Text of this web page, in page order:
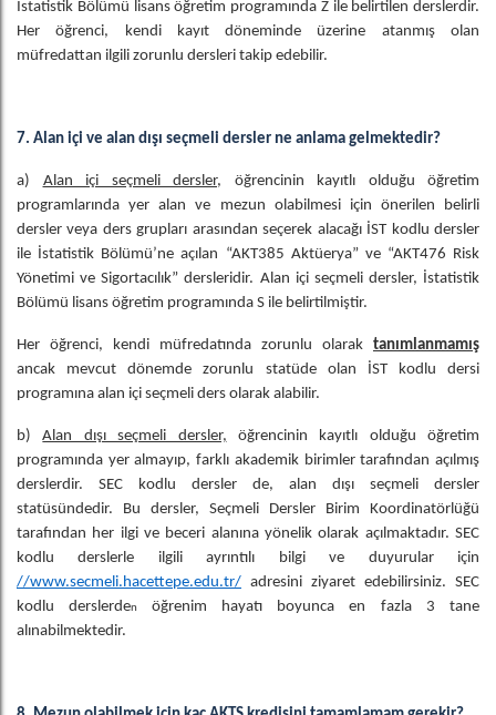
İstatistik Bölümü lisans öğretim programında Z ile belirtilen derslerdir.
Her öğrenci, kendi kayıt döneminde üzerine atanmış olan
müfredattan ilgili zorunlu dersleri takip edebilir.
7. Alan içi ve alan dışı seçmeli dersler ne anlama gelmektedir?
a) Alan içi seçmeli dersler, öğrencinin kayıtlı olduğu öğretim
programlarında yer alan ve mezun olabilmesi için önerilen belirli
dersler veya ders grupları arasından seçerek alacağı İST kodlu dersler
ile İstatistik Bölümü’ne açılan “AKT385 Aktüerya” ve “AKT476 Risk
Yönetimi ve Sigortacılık” dersleridir. Alan içi seçmeli dersler, İstatistik
Bölümü lisans öğretim programında S ile belirtilmiştir.
Her öğrenci, kendi müfredatında zorunlu olarak tanımlanmamış
ancak mevcut dönemde zorunlu statüde olan İST kodlu dersi
programına alan içi seçmeli ders olarak alabilir.
b)Alan dışı seçmeli dersler, öğrencinin kayıtlı olduğu öğretim
programında yer almayıp, farklı akademik birimler tarafından açılmış
derslerdir. SEC kodlu dersler de, alan dışı seçmeli dersler
statüsündedir. Bu dersler, Seçmeli Dersler Birim Koordinatörlüğü
tarafından her ilgi ve beceri alanına yönelik olarak açılmaktadır. SEC
kodlu derslerle ilgili ayrıntılı bilgi ve duyurular için
//www.secmeli.hacettepe.edu.tr/ adresini ziyaret edebilirsiniz. SEC
kodlu derslerden öğrenim hayatı boyunca en fazla 3 tane
alınabilmektedir.